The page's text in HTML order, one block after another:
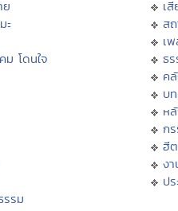
ย
ะ
ม โดนใจ
รม
เ
ส
เ
ธ
ค
บ
ห
ก
ฮี
ง
ป